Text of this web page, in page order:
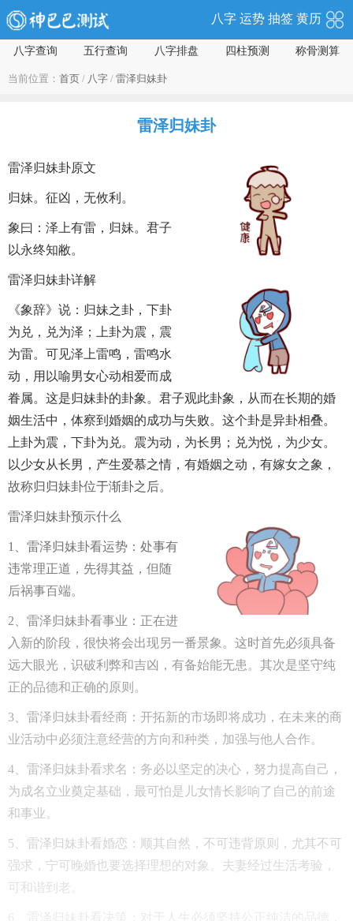
八字 运势 抽签 黄历
八字查询 五行查询 八字排盘 四柱预测 称骨测算
当前位置： 首页 / 八字 / 雷泽归妹卦
雷泽归妹卦
雷泽归妹卦原文
归妹。征凶，无攸利。
象曰：泽上有雷，归妹。君子
以永终知敝。
雷泽归妹卦详解
《象辞》说：归妹之卦，下卦
为兑，兑为泽；上卦为震，震
为雷。可见泽上雷鸣，雷鸣水
动，用以喻男女心动相爱而成
眷属。这是归妹卦的卦象。君子观此卦象，从而在长期的婚
姻生活中，体察到婚姻的成功与失败。这个卦是异卦相叠。
上卦为震，下卦为兑。震为动，为长男；兑为悦，为少女。
以少女从长男，产生爱慕之情，有婚姻之动，有嫁女之象，
故称归归妹卦位于渐卦之后。
雷泽归妹卦预示什么
1、雷泽归妹卦看运势：处事有
违常理正道，先得其益，但随
后祸事百端。
2、雷泽归妹卦看事业：正在进
入新的阶段，很快将会出现另一番景象。这时首先必须具备
远大眼光，识破利弊和吉凶，有备始能无患。其次是坚守纯
正的品德和正确的原则。
3、雷泽归妹卦看经商：开拓新的市场即将成功，在未来的商
业活动中必须注意经营的方向和种类，加强与他人合作。
4、雷泽归妹卦看求名：务必以坚定的决心，努力提高自己，
为成名立业奠定基础，最可怕是儿女情长影响了自己的前途
和事业。
5、雷泽归妹卦看婚恋：顺其自然，不可违背原则，尤其不可
强求，宁可晚婚也要选择理想的对象。夫妻经过生活考验，
可和谐到老。